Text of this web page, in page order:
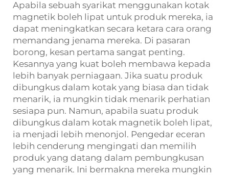
Apabila sebuah syarikat menggunakan kotak
magnetik boleh lipat untuk produk mereka, ia
dapat meningkatkan secara ketara cara orang
memandang jenama mereka. Di pasaran
borong, kesan pertama sangat penting.
Kesannya yang kuat boleh membawa kepada
lebih banyak perniagaan. Jika suatu produk
dibungkus dalam kotak yang biasa dan tidak
menarik, ia mungkin tidak menarik perhatian
sesiapa pun. Namun, apabila suatu produk
dibungkus dalam kotak magnetik boleh lipat,
ia menjadi lebih menonjol. Pengedar eceran
lebih cenderung mengingati dan memilih
produk yang datang dalam pembungkusan
yang menarik. Ini bermakna mereka mungkin